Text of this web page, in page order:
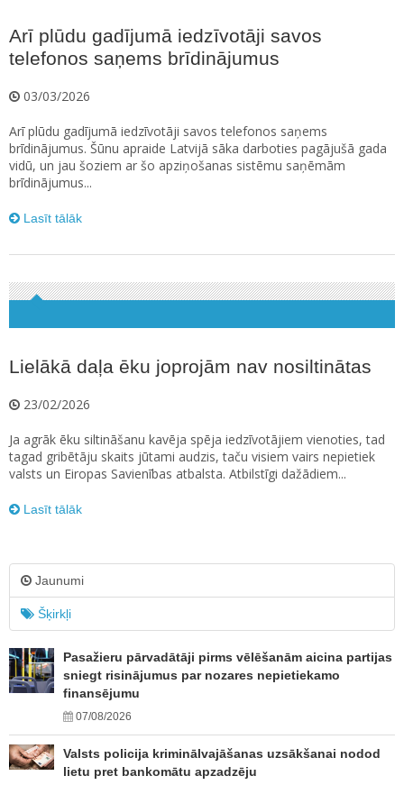
Arī plūdu gadījumā iedzīvotāji savos
telefonos saņems brīdinājumus
03/03/2026
Arī plūdu gadījumā iedzīvotāji savos telefonos saņems
brīdinājumus. Šūnu apraide Latvijā sāka darboties pagājušā gada
vidū, un jau šoziem ar šo apziņošanas sistēmu saņēmām
brīdinājumus...
Lasīt tālāk
Lielākā daļa ēku joprojām nav nosiltinātas
23/02/2026
Ja agrāk ēku siltināšanu kavēja spēja iedzīvotājiem vienoties, tad
tagad gribētāju skaits jūtami audzis, taču visiem vairs nepietiek
valsts un Eiropas Savienības atbalsta. Atbilstīgi dažādiem...
Lasīt tālāk
Jaunumi
Šķirkļi
Pasažieru pārvadātāji pirms vēlēšanām aicina partijas
sniegt risinājumus par nozares nepietiekamo
finansējumu
07/08/2026
Valsts policija kriminālvajāšanas uzsākšanai nodod
lietu pret bankomātu apzadzēju